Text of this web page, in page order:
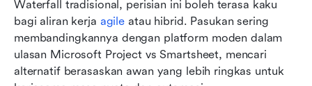
Waterfall tradisional, perisian ini boleh terasa kaku
bagi aliran kerja agile atau hibrid. Pasukan sering
membandingkannya dengan platform moden dalam
ulasan Microsoft Project vs Smartsheet, mencari
alternatif berasaskan awan yang lebih ringkas untuk